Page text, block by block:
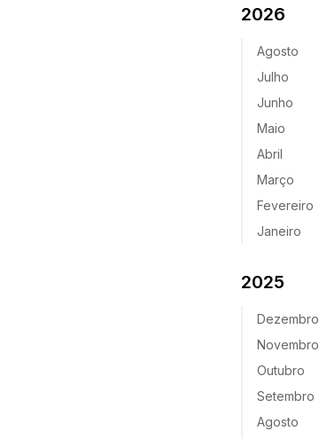
2026
Agosto
Julho
Junho
Maio
Abril
Março
Fevereiro
Janeiro
2025
Dezembro
Novembro
Outubro
Setembro
Agosto